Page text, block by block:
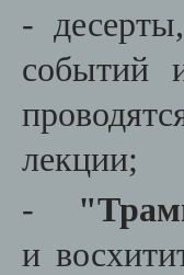
-
событий
лекции;
-
и